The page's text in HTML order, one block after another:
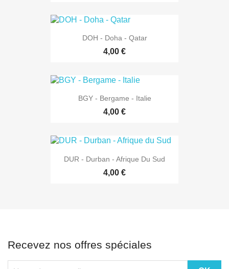
DOH - Doha - Qatar
4,00 €
BGY - Bergame - Italie
4,00 €
DUR - Durban - Afrique Du Sud
4,00 €
Recevez nos offres spéciales